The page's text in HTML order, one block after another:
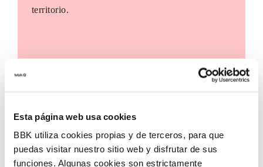
Esta página web usa cookies
BBK utiliza cookies propias y de terceros, para que
puedas visitar nuestro sitio web y disfrutar de sus
funciones. Algunas cookies son estrictamente
territorio.